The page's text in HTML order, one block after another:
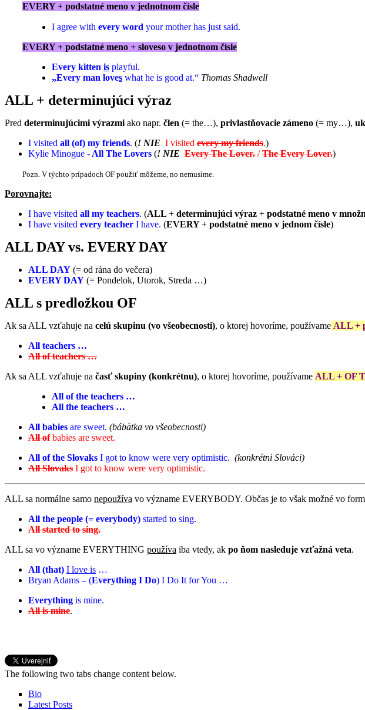
EVERY + podstatné meno v jednotnom čísle
I agree with every word your mother has just said.
EVERY + podstatné meno + sloveso v jednotnom čísle
Every kitten is playful.
„Every man loves what he is good at.“ Thomas Shadwell
ALL + determinujúci výraz
Pred determinujúcimi výrazmi ako napr. člen (= the…), privlastňovacie zámeno (= my…),
I visited all (of) my friends. (! NIE I visited every my friends.)
Kylie Minogue - All The Lovers (! NIE Every The Lover. /The Every Lover.)
Pozn. V týchto prípadoch OF použiť môžeme, no nemusíme.
Porovnajte:
I have visited all my teachers. (ALL + determinujúci výraz + podstatné meno v
I have visited every teacher I have. (EVERY+ podstatné meno v jednom čísle)
ALL DAY vs. EVERY DAY
ALL DAY (= od rána do večera)
EVERY DAY (= Pondelok, Utorok, Streda …)
ALL s predložkou OF
Ak sa ALL vzťahuje na celú skupinu (vo všeobecnosti), o ktorej hovoríme, používame ALL +
All teachers …
All of teachers …
Ak sa ALL vzťahuje na časť skupiny (konkrétnu), o ktorej hovoríme, používame ALL + OF
All of the teachers …
All the teachers …
All babies are sweet. (bábätka vo všeobecnosti)
All ofbabies are sweet.
All of the Slovaks I got to know were very optimistic. (konkrétni Slováci)
All Slovaks I got to know were very optimistic.
ALL sa normálne samo nepoužíva vo význame EVERYBODY. Občas je to však možné vo
All the people (= everybody) started to sing.
All started to sing.
ALL sa vo význame EVERYTHING používa iba vtedy, ak po ňom nasleduje vzťažná veta.
All (that) I love is …
Bryan Adams – (Everything I Do) I Do It for You …
Everything is mine.
All is mine.
The following two tabs change content below.
Bio
Latest Posts